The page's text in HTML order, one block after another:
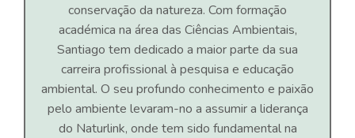
conservação da natureza. Com formação
académica na área das Ciências Ambientais,
Santiago tem dedicado a maior parte da sua
carreira profissional à pesquisa e educação
ambiental. O seu profundo conhecimento e paixão
pelo ambiente levaram-no a assumir a liderança
do Naturlink, onde tem sido fundamental na